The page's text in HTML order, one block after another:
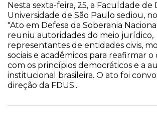
Nesta sexta-feira, 25, a Faculdade de
Universidade de São Paulo sediou,
"Ato em Defesa da Soberania
reuniu autoridades do meio jurídico,
representantes de entidades civis,
sociais e acadêmicos para reafirmar o
com os princípios democráticos e a
institucional brasileira. O ato foi
direção da FDUS...